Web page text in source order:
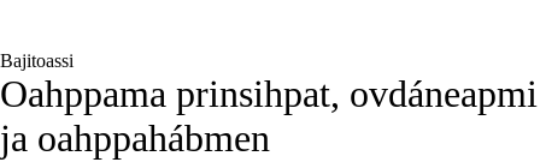
Bajitoassi
Oahppama prinsihpat, ovdáneapmi
ja oahppahábmen